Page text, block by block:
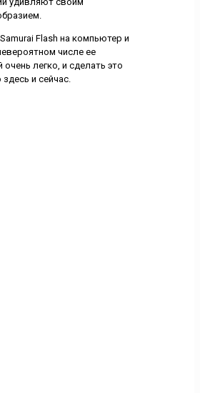
Flash на компьютер и
числе ее
очень легко, и сделать это
и сейчас.